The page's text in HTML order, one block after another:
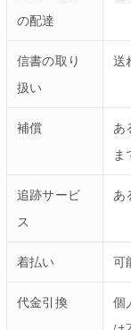
の配達
信書の取り
扱い
送
補償
あ
ま
追跡サービ
ス
あ
着払い 可
代金引換
個